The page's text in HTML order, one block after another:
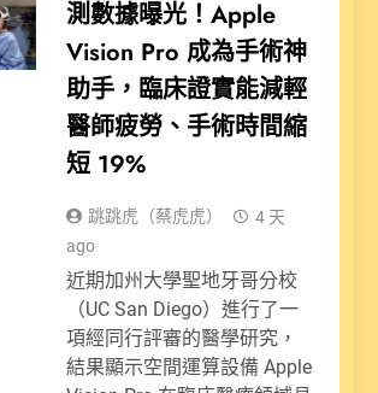
測數據曝光！Apple
Vision Pro 成為手術神
助手，臨床證實能減輕
醫師疲勞、手術時間縮
短 19%
跳跳虎（蔡虎虎）
4 天
ago
近期加州大學聖地牙哥分校
（UC San Diego）進行了一
項經同行評審的醫學研究，
結果顯示空間運算設備 Apple